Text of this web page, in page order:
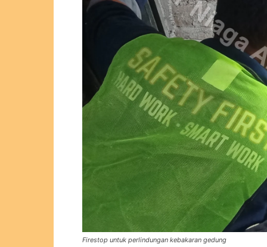
Firestop untuk perlindungan kebakaran gedung